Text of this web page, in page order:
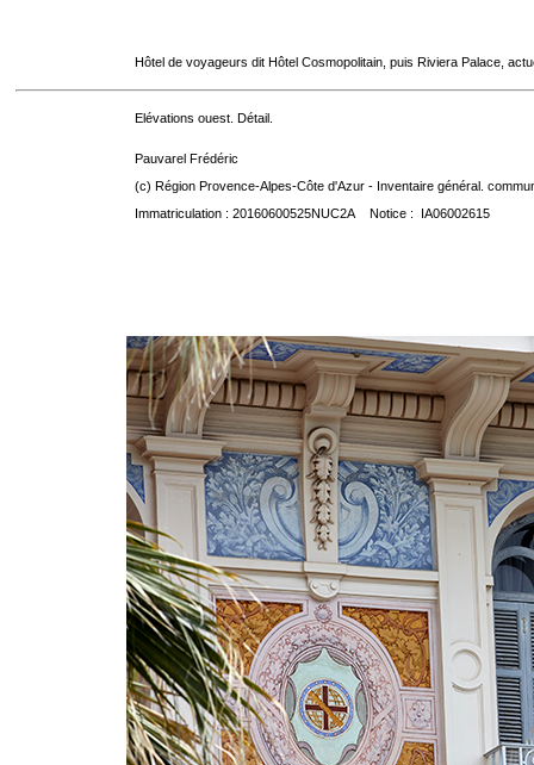
Hôtel de voyageurs dit Hôtel Cosmopolitain, puis Riviera Palace,
Elévations ouest. Détail.
Pauvarel Frédéric
(c) Région Provence-Alpes-Côte d'Azur - Inventaire général.
Immatriculation : 20160600525NUC2A Notice : IA06002615